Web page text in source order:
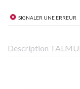
Signaler une erreur
Description